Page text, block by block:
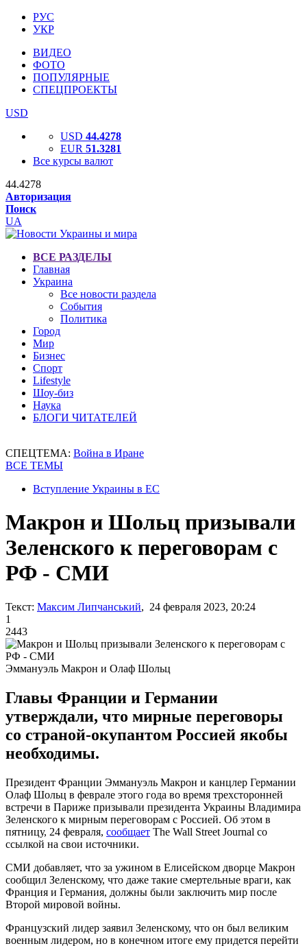
РУС
УКР
ВИДЕО
ФОТО
ПОПУЛЯРНЫЕ
СПЕЦПРОЕКТЫ
USD
USD 44.4278
EUR 51.3281
Все курсы валют
44.4278
Авторизация
Поиск
UA
ВСЕ РАЗДЕЛЫ
Главная
Украина
Все новости раздела
События
Политика
Город
Мир
Бизнес
Спорт
Lifestyle
Шоу-биз
Наука
БЛОГИ ЧИТАТЕЛЕЙ
СПЕЦТЕМА: Война в Иране
ВСЕ ТЕМЫ
Вступление Украины в ЕС
Макрон и Шольц призывали
Зеленского к переговорам с
РФ - СМИ
Текст: Максим Липчанський, 24 февраля 2023, 20:24
1
2443
Эммануэль Макрон и Олаф Шольц
Главы Франции и Германии
утверждали, что мирные переговоры
со страной-окупантом Россией якобы
необходимы.
Президент Франции Эммануэль Макрон и канцлер Германии
Олаф Шольц в феврале этого года во время трехсторонней
встречи в Париже призывали президента Украины Владимира
Зеленского к мирным переговорам с Россией. Об этом в
пятницу, 24 февраля, сообщает The Wall Street Journal со
ссылкой на свои источники.
СМИ добавляет, что за ужином в Елисейском дворце Макрон
сообщил Зеленскому, что даже такие смертельные враги, как
Франция и Германия, должны были заключить мир после
Второй мировой войны.
Французский лидер заявил Зеленскому, что он был великим
военным лидером, но в конечном итоге ему придется перейти